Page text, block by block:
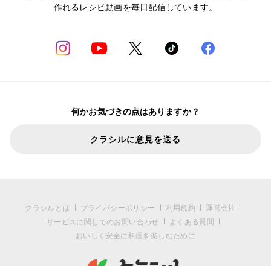
作れるレシピ動画を毎日配信しています。
何かお気づきの点はありますか？
クラシルに意見を送る
クラシルとは プライバシーポリシー 利用規約
運営会社
サービスに関してのお問い合わせ
よくある質問
おいしく安全に料理を楽しむために